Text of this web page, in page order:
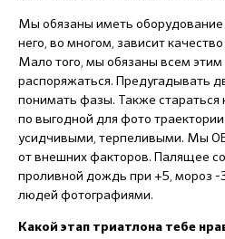
Мы обязаны иметь оборудование
него, во многом, зависит
Мало того, мы обязаны всем
распоряжаться. Предугадывать
понимать фазы. Также стараться
по выгодной для фото
усидчивыми, терпеливыми. Мы
от внешних факторов. Палящее
проливной дождь при +5, мороз
людей фотографиями.
Какой этап триатлона тебе